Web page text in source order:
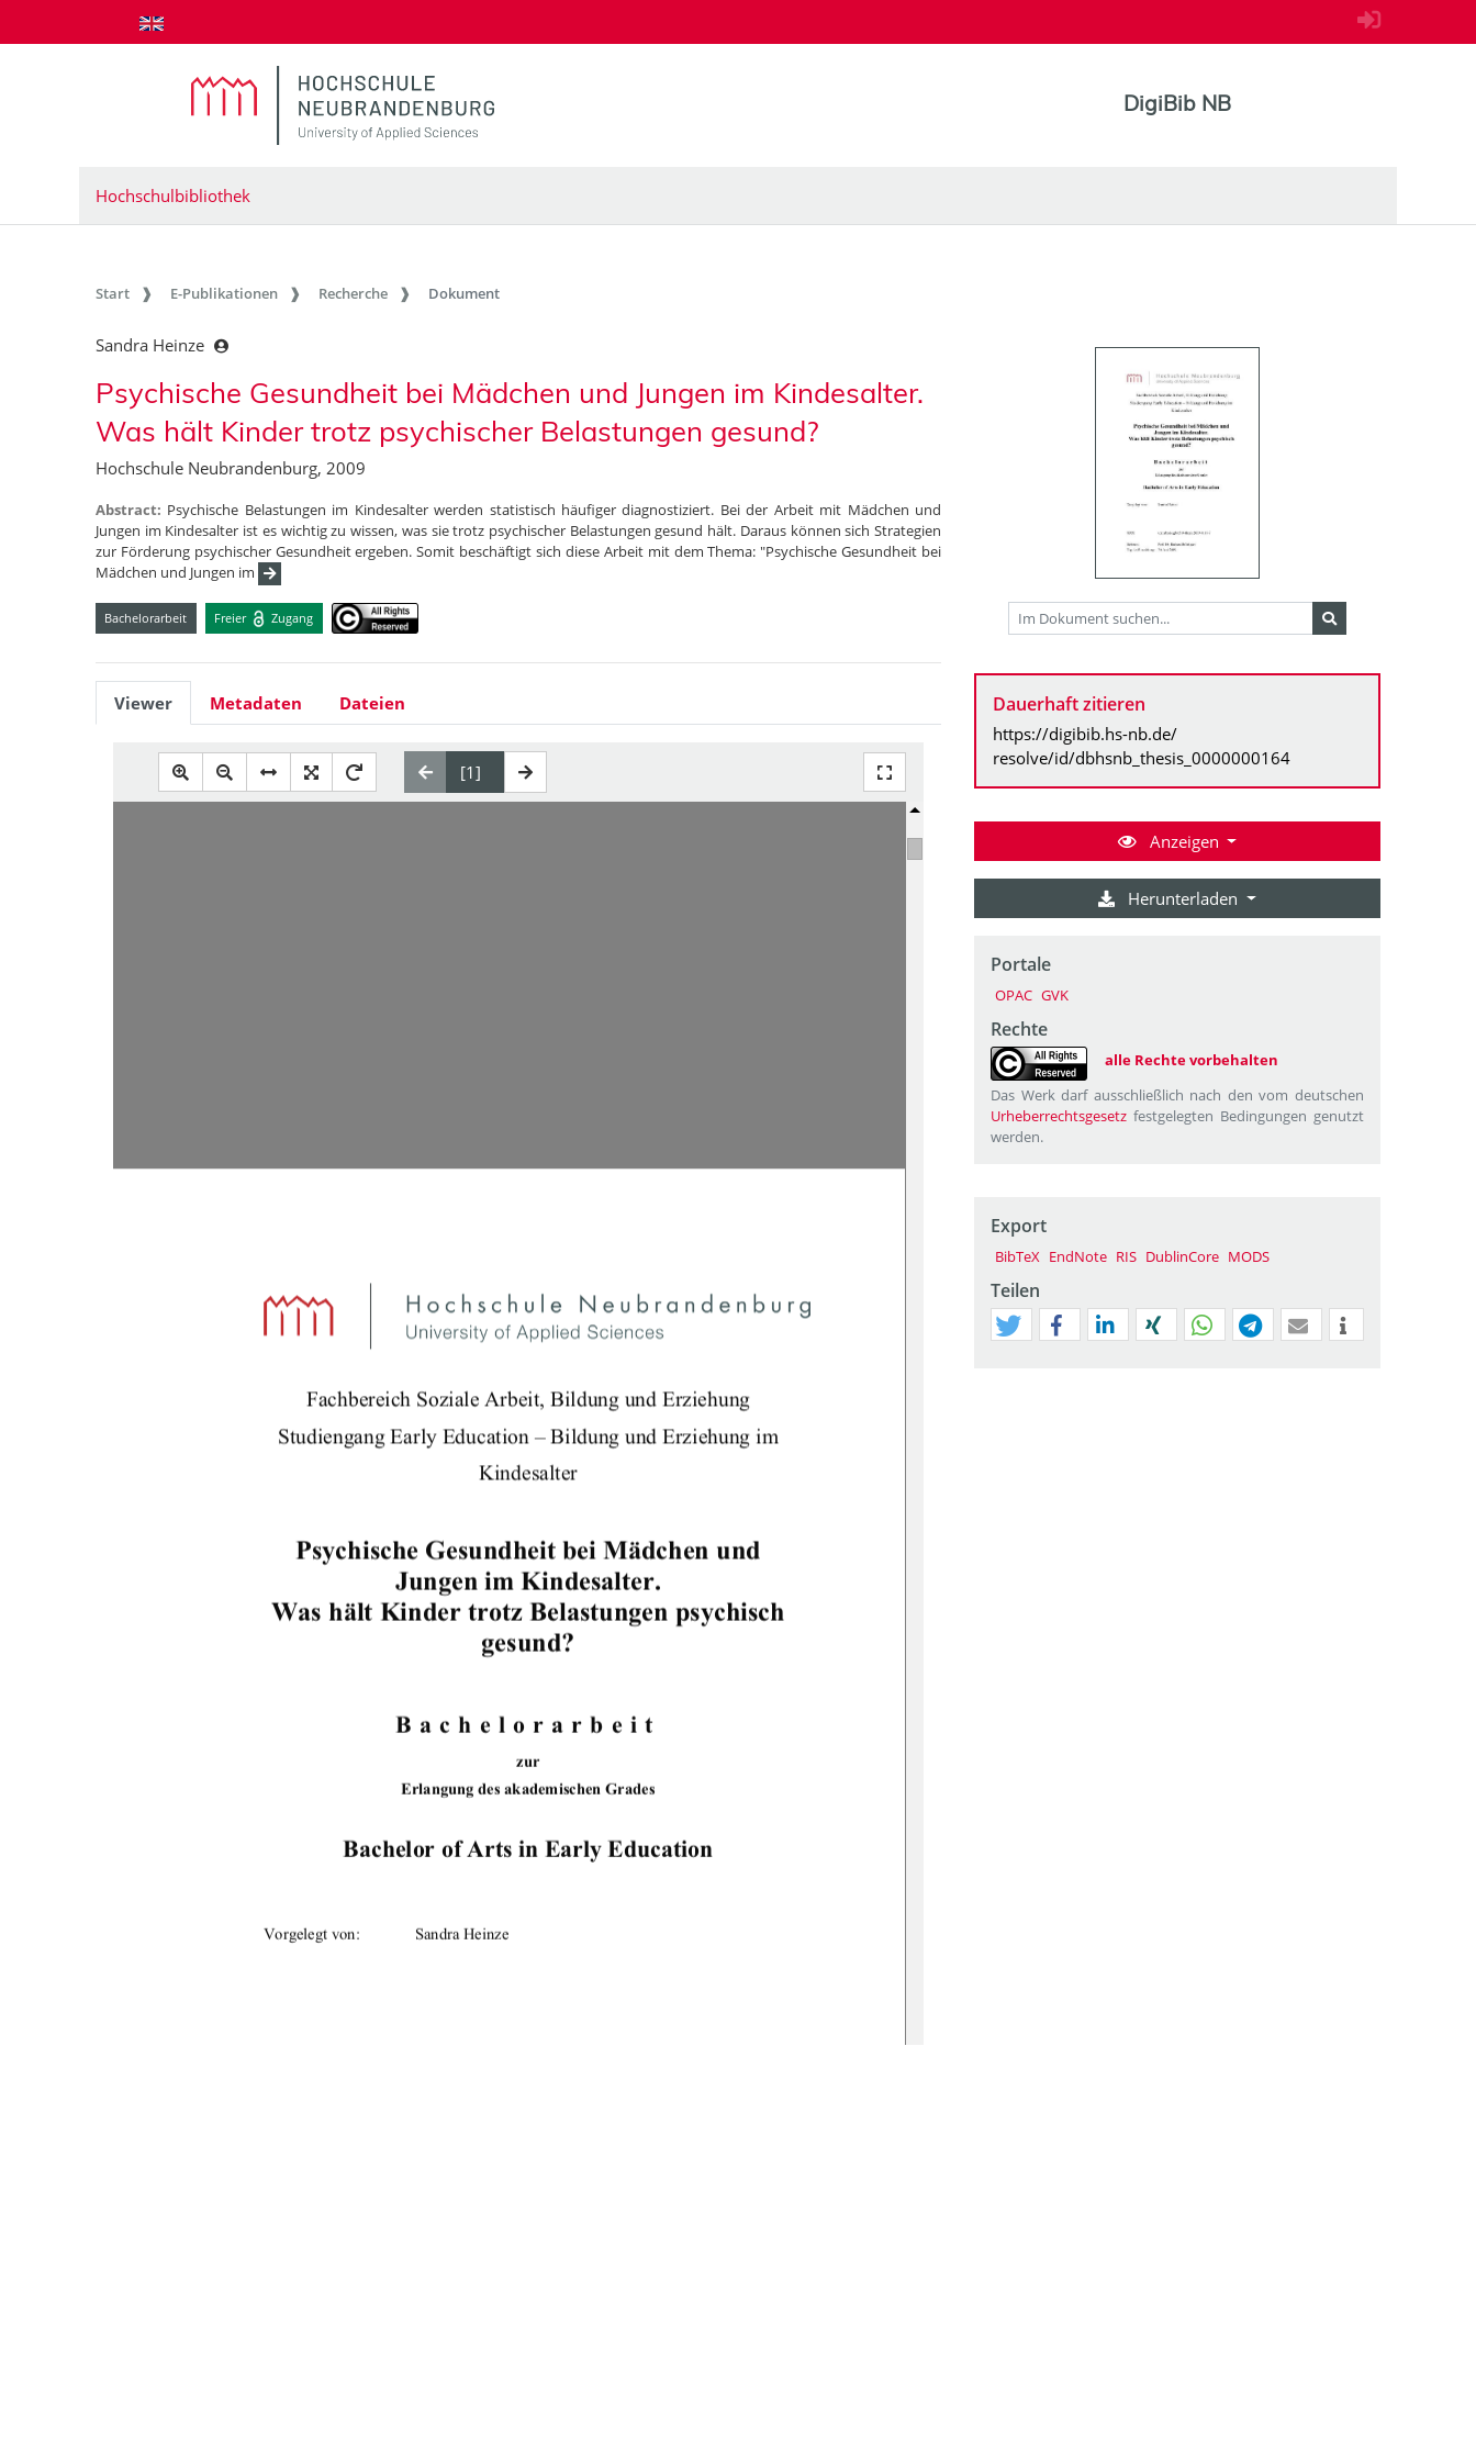
zum Inhalt springen
DigiBib NB
Hochschulbibliothek
Start E-Publikationen Recherche Dokument
Sandra Heinze
Psychische Gesundheit bei Mädchen und Jungen im Kindesalter.
Was hält Kinder trotz psychischer Belastungen gesund?
Hochschule Neubrandenburg, 2009
Abstract: Psychische Belastungen im Kindesalter werden statistisch häufiger diagnostiziert. Bei der Arbeit mit Mädchen und
Jungen im Kindesalter ist es wichtig zu wissen, was sie trotz psychischer Belastungen gesund hält. Daraus können sich Strategien
zur Förderung psychischer Gesundheit ergeben. Somit beschäftigt sich diese Arbeit mit dem Thema: "Psychische Gesundheit bei
Mädchen und Jungen im
Bachelorarbeit Freier Zugang
Viewer Metadaten Dateien
Fachbereich Soziale Arbeit, Bildung und Erziehung
Studiengang Early Education – Bildung und Erziehung im
Kindesalter
Psychische Gesundheit bei Mädchen und
Jungen im Kindesalter.
Was hält Kinder trotz Belastungen psychisch
gesund?
Bachelorarbeit
zur
Erlangung des akademischen Grades
Bachelor of Arts in Early Education
Vorgelegt von: Sandra Heinze
Dauerhaft zitieren
https://digibib.hs-nb.de/
resolve/id/dbhsnb_thesis_0000000164
Anzeigen
Herunterladen
Portale
OPAC GVK
Rechte
alle Rechte vorbehalten
Das Werk darf ausschließlich nach den vom deutschen
Urheberrechtsgesetz festgelegten Bedingungen genutzt
werden.
Export
BibTeX EndNote RIS DublinCore MODS
Teilen